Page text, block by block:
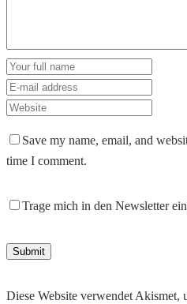
Save my name, email, and
time I comment.
Trage mich in den Newsletter
Diese Website verwendet Akismet,